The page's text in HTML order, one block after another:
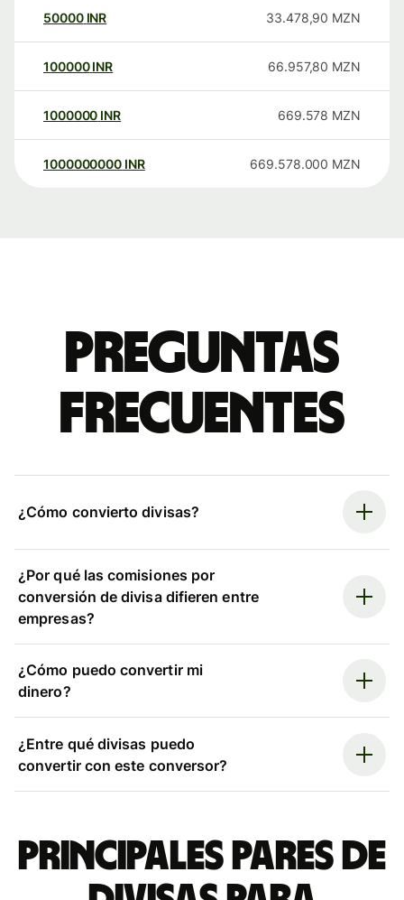
50000 INR 33.478,90 MZN
100000 INR 66.957,80 MZN
1000000 INR 669.578 MZN
1000000000 INR 669.578.000 MZN
Preguntas
frecuentes
¿Cómo convierto divisas?
¿Por qué las comisiones por
conversión de divisa difieren entre
empresas?
¿Cómo puedo convertir mi
dinero?
¿Entre qué divisas puedo
convertir con este conversor?
Principales pares de